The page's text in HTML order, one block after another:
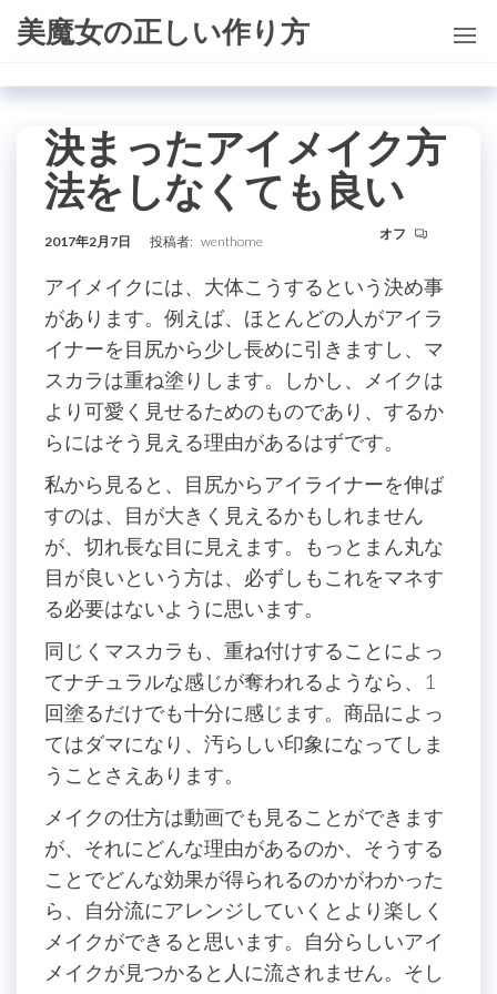
ン美魔女の正しい作り方
決まったアイメイク方
法をしなくても良い
2017年2月7日 投稿者: wenthome オフ
アイメイクには、大体こうするという決め事
があります。例えば、ほとんどの人がアイラ
イナーを目尻から少し長めに引きますし、マ
スカラは重ね塗りします。しかし、メイクは
より可愛く見せるためのものであり、するか
らにはそう見える理由があるはずです。
私から見ると、目尻からアイライナーを伸ば
すのは、目が大きく見えるかもしれません
が、切れ長な目に見えます。もっとまん丸な
目が良いという方は、必ずしもこれをマネす
る必要はないように思います。
同じくマスカラも、重ね付けすることによっ
てナチュラルな感じが奪われるようなら、1
回塗るだけでも十分に感じます。商品によっ
てはダマになり、汚らしい印象になってしま
うことさえあります。
メイクの仕方は動画でも見ることができます
が、それにどんな理由があるのか、そうする
ことでどんな効果が得られるのかがわかった
ら、自分流にアレンジしていくとより楽しく
メイクができると思います。自分らしいアイ
メイクが見つかると人に流されません。そし